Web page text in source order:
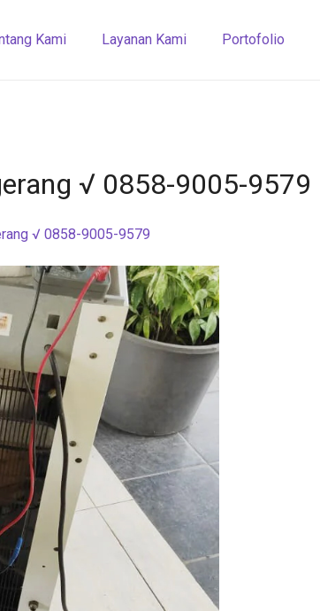
Kami Layanan Kami Portofolio
√ 0858-9005-9579
√ 0858-9005-9579